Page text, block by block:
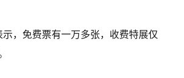
，免费票有一万多张，收费特展仅